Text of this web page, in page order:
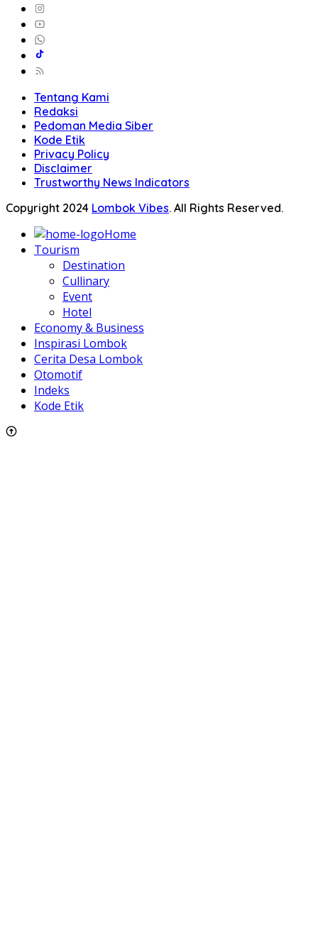
Tentang Kami
Redaksi
Pedoman Media Siber
Kode Etik
Privacy Policy
Disclaimer
Trustworthy News Indicators
Copyright 2024 Lombok Vibes. All Rights Reserved.
Home
Tourism
Destination
Cullinary
Event
Hotel
Economy & Business
Inspirasi Lombok
Cerita Desa Lombok
Otomotif
Indeks
Kode Etik